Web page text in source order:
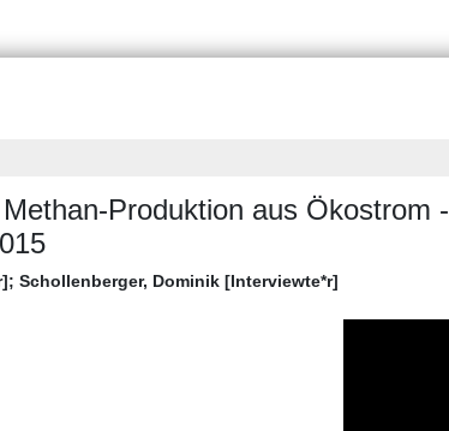
Produktion aus Ökostrom -
; Schollenberger, Dominik [Interviewte*r]